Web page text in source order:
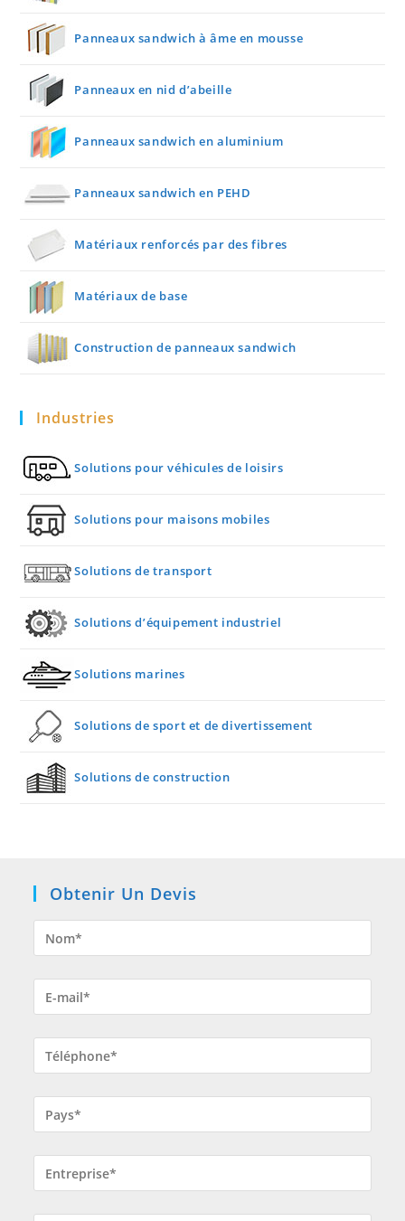
Panneaux sandwich à âme en mousse
Panneaux en nid d’abeille
Panneaux sandwich en aluminium
Panneaux sandwich en PEHD
Matériaux renforcés par des fibres
Matériaux de base
Construction de panneaux sandwich
Industries
Solutions pour véhicules de loisirs
Solutions pour maisons mobiles
Solutions de transport
Solutions d’équipement industriel
Solutions marines
Solutions de sport et de divertissement
Solutions de construction
Obtenir Un Devis